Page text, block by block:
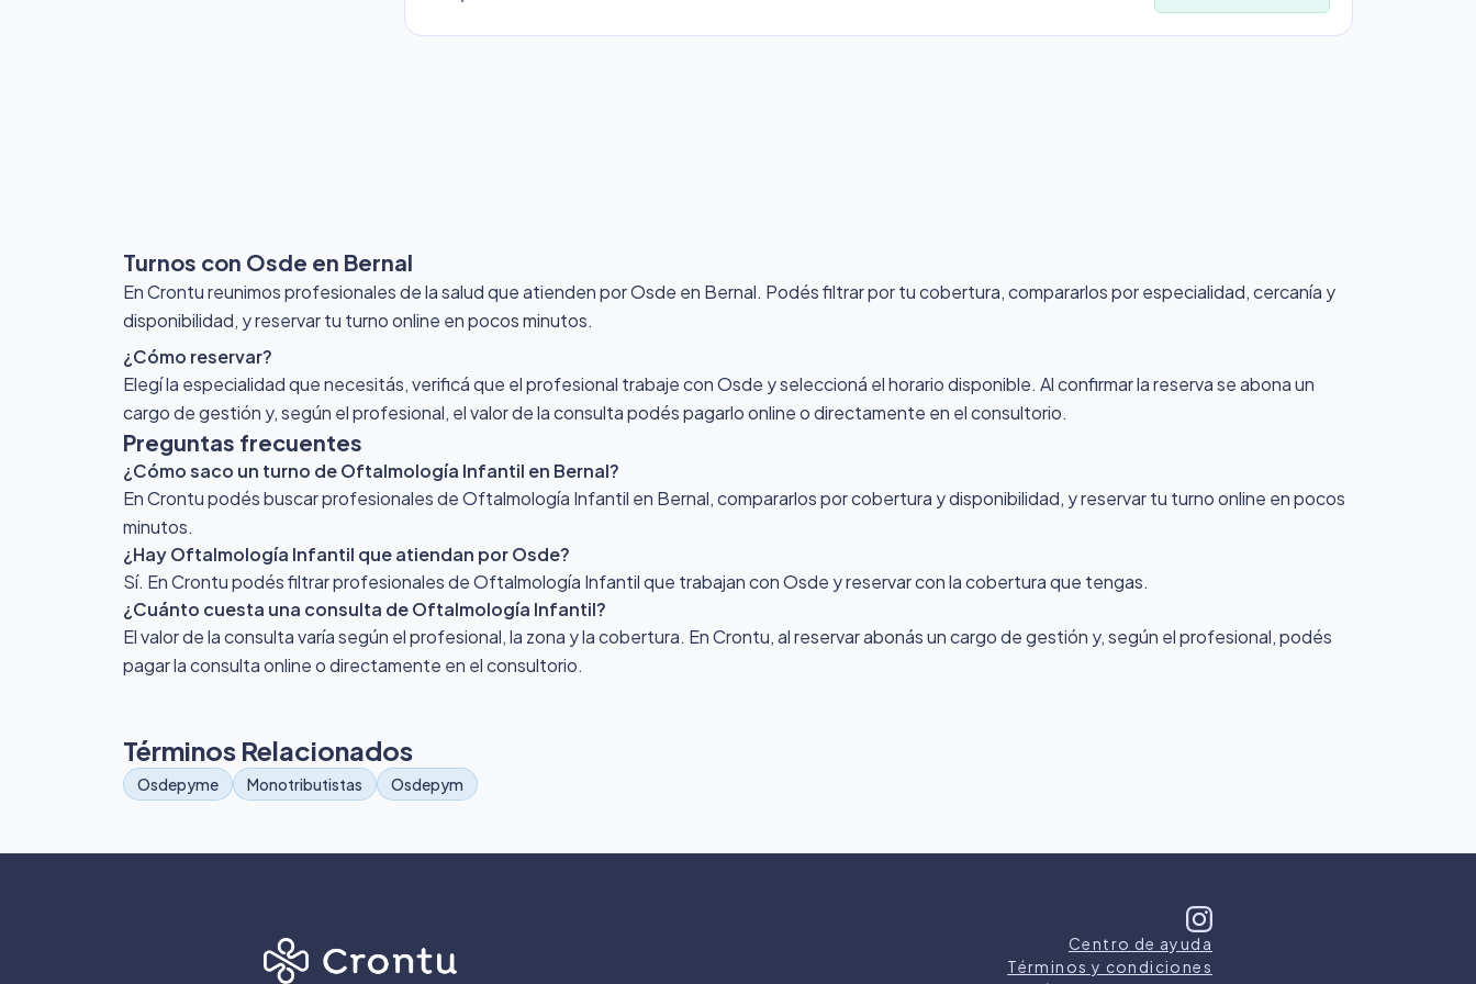
Turnos con Osde en Bernal
En Crontu reunimos profesionales de la salud que atienden por Osde en Bernal. Podés filtrar por tu cobertura, compararlos por especialidad, cercanía y
disponibilidad, y reservar tu turno online en pocos minutos.
¿Cómo reservar?
Elegí la especialidad que necesitás, verificá que el profesional trabaje con Osde y seleccioná el horario disponible. Al confirmar la reserva se abona un
cargo de gestión y, según el profesional, el valor de la consulta podés pagarlo online o directamente en el consultorio.
Preguntas frecuentes
¿Cómo saco un turno de Oftalmología Infantil en Bernal?
En Crontu podés buscar profesionales de Oftalmología Infantil en Bernal, compararlos por cobertura y disponibilidad, y reservar tu turno online en pocos
minutos.
¿Hay Oftalmología Infantil que atiendan por Osde?
Sí. En Crontu podés filtrar profesionales de Oftalmología Infantil que trabajan con Osde y reservar con la cobertura que tengas.
¿Cuánto cuesta una consulta de Oftalmología Infantil?
El valor de la consulta varía según el profesional, la zona y la cobertura. En Crontu, al reservar abonás un cargo de gestión y, según el profesional, podés
pagar la consulta online o directamente en el consultorio.
Términos Relacionados
Osdepyme Monotributistas Osdepym
Centro de ayuda
Términos y condiciones